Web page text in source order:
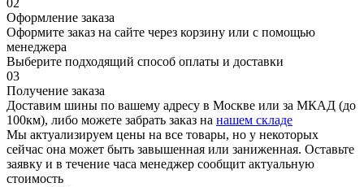
Оформление заказа
Оформите заказ на сайте через корзину или с помощью
менеджера
Выберите подходящий способ оплаты и доставки
03
Получение заказа
Доставим шины по вашему адресу в Москве или за МКАД (до
100км), либо можете забрать заказ на нашем складе
Мы актуализируем цены на все товары, но у некоторых
сейчас она может быть завышенная или заниженная. Оставьте
заявку и в течение часа менеджер сообщит актуальную
стоимость